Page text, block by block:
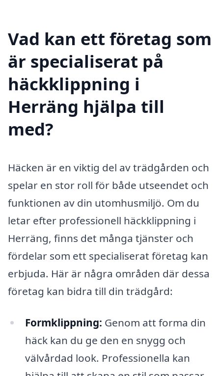
Vad kan ett företag som
är specialiserat på
häckklippning i
Herräng hjälpa till
med?
Häcken är en viktig del av trädgården och
spelar en stor roll för både utseendet och
funktionen av din utomhusmiljö. Om du
letar efter professionell häckklippning i
Herräng, finns det många tjänster och
fördelar som ett specialiserat företag kan
erbjuda. Här är några områden där dessa
företag kan bidra till din trädgård:
Formklippning: Genom att forma din
häck kan du ge den en snygg och
välvårdad look. Professionella kan